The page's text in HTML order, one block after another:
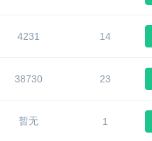
4231 14
38730 23
暂无 1